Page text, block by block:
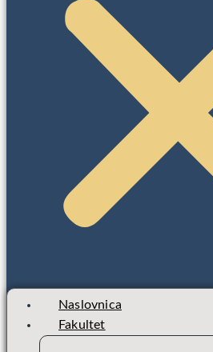
Naslovnica
Fakultet